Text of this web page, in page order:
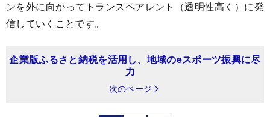
ンを外に向かってトランスペアレント（透明性高く）に発
信していくことです。
企業版ふるさと納税を活用し、地域のeスポーツ振興に尽
力
次のページ